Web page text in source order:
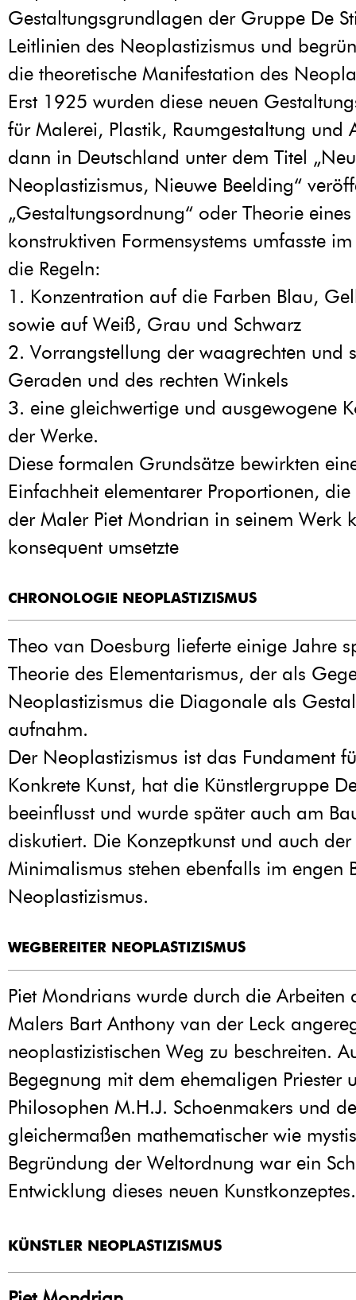
Gestaltungsgrundlagen der Gruppe De
Leitlinien des Neoplastizismus und
die theoretische Manifestation des
Erst 1925 wurden diese neuen
für Malerei, Plastik, Raumgestaltung und
dann in Deutschland unter dem Titel
Neoplastizismus, Nieuwe Beelding“
„Gestaltungsordnung“ oder Theorie
konstruktiven Formensystems umfasste
die Regeln:
1. Konzentration auf die Farben Blau,
sowie auf Weiß, Grau und Schwarz
2. Vorrangstellung der waagrechten und
Geraden und des rechten Winkels
3. eine gleichwertige und ausgewogene
der Werke.
Diese formalen Grundsätze bewirkten
Einfachheit elementarer Proportionen,
der Maler Piet Mondrian in seinem Werk
konsequent umsetzte
CHRONOLOGIE NEOPLASTIZISMUS
Theo van Doesburg lieferte einige Jahre
Theorie des Elementarismus, der als
Neoplastizismus die Diagonale als
aufnahm.
Der Neoplastizismus ist das Fundament
Konkrete Kunst, hat die Künstlergruppe
beeinflusst und wurde später auch am
diskutiert. Die Konzeptkunst und auch der
Minimalismus stehen ebenfalls im engen
Neoplastizismus.
WEGBEREITER NEOPLASTIZISMUS
Piet Mondrians wurde durch die Arbeiten
Malers Bart Anthony van der Leck
neoplastizistischen Weg zu beschreiten.
Begegnung mit dem ehemaligen Priester
Philosophen M.H.J. Schoenmakers und
gleichermaßen mathematischer wie
Begründung der Weltordnung war ein
Entwicklung dieses neuen Kunstkonzeptes.
KÜNSTLER NEOPLASTIZISMUS